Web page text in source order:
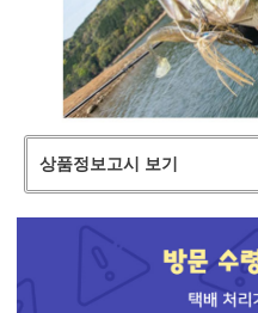
상품정보고시 보기